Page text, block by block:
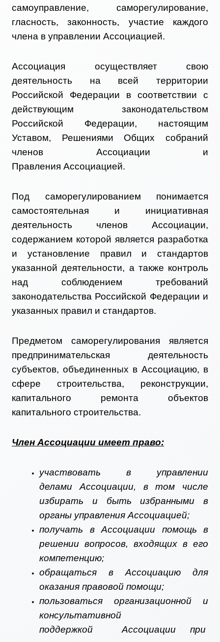
самоуправление, саморегулирование,
гласность, законность, участие каждого
члена в управлении Ассоциацией.
Ассоциация осуществляет свою
деятельность на всей территории
Российской Федерации в соответствии с
действующим законодательством
Российской Федерации, настоящим
Уставом, Решениями Общих собраний
членов Ассоциации и
Правления Ассоциацией.
Под саморегулированием понимается
самостоятельная и инициативная
деятельность членов Ассоциации,
содержанием которой является разработка
и установление правил и стандартов
указанной деятельности, а также контроль
над соблюдением требований
законодательства Российской Федерации и
указанных правил и стандартов.
Предметом саморегулирования является
предпринимательская деятельность
субъектов, объединенных в Ассоциацию, в
сфере строительства, реконструкции,
капитального ремонта объектов
капитального строительства.
Член Ассоциации имеет право:
участвовать в управлении
делами Ассоциации, в том числе
избирать и быть избранными в
органы управления Ассоциацией;
получать в Ассоциации помощь в
решении вопросов, входящих в его
компетенцию;
обращаться в Ассоциацию для
оказания правовой помощи;
пользоваться организационной и
консультативной
поддержкой Ассоциации при